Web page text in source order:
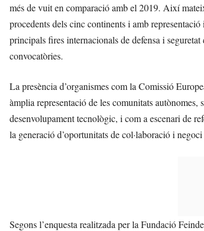
més de vuit en comparació amb el 2019. Així
procedents dels cinc continents i amb
principals fires internacionals de defensa i
convocatòries.
La presència d’organismes com la Comissió
àmplia representació de les comunitats
desenvolupament tecnològic, i com a escenari de
la generació d’oportunitats de col·laboració i
Segons l’enquesta realitzada per la Fundació